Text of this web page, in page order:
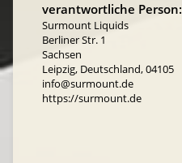
verantwortliche Person:
Surmount Liquids
Berliner Str. 1
Sachsen
Leipzig, Deutschland, 04105
info@surmount.de
https://surmount.de